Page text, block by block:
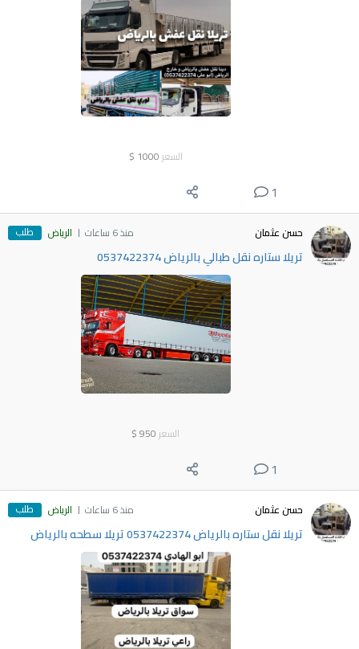
السعر 1000
$
1
حسن عثمان منذ 6 ساعات الرياض طلب
تريلا ستاره نقل طبالي بالرياض 0537422374
السعر 950
$
1
حسن عثمان منذ 6 ساعات الرياض طلب
تريلا نقل ستاره بالرياض 0537422374 تريلا سطحه بالرياض